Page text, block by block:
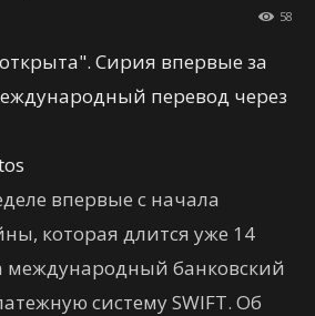
58
впервые с начала
которая длится уже 14
международный банковский
систему SWIFT. Об